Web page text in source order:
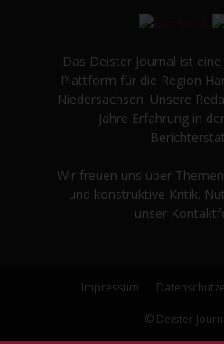
Das Deister Journal ist
Plattform für die Region
Niedersachsen. Unsere
Jahre Erfahrung in
Wir freuen uns über
und konstruktive Kritik.
unser
Impressum
© Deister